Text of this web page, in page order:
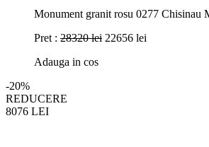
Monument granit rosu 0277 Chisinau
Pret : 28320 lei 22656 lei
Adauga in cos
-20%
REDUCERE
8076 LEI